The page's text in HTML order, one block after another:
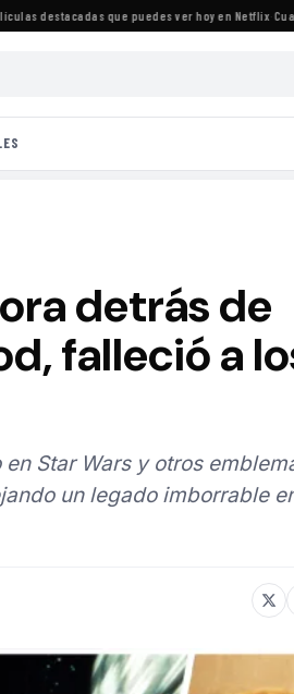
destacadas que puedes ver hoy en Netflix·Cuatro
detrás de
falleció a
Star Wars y otros
un legado imborrable